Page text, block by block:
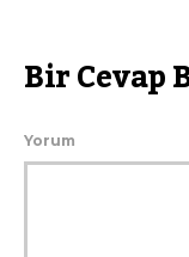
Bir Cevap
Yorum